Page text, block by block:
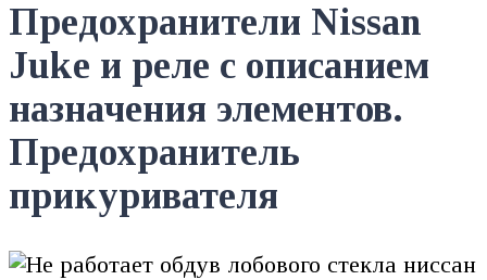
Предохранители Nissan
Juke и реле с описанием
назначения элементов.
Предохранитель
прикуривателя